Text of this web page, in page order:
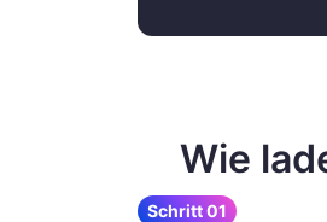
Wie
Schritt 01